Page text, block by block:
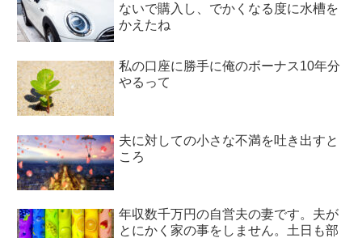
ないで購入し、でかくなる度に水槽を
かえたね
私の口座に勝手に俺のボーナス10年分
やるって
夫に対しての小さな不満を吐き出すと
ころ
年収数千万円の自営夫の妻です。夫が
とにかく家の事をしません。土日も部